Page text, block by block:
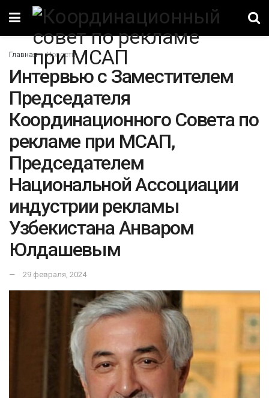
Главная Новости
Интервью с Заместителем
Председателя
Координационного Совета по
рекламе при МСАП,
Председателем
Национальной Ассоциации
индустрии рекламы
Узбекистана Анваром
Юлдашевым
29 февраля, 2024